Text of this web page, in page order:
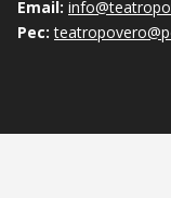
Email:
Pec: